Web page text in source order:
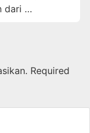
dari …
Required